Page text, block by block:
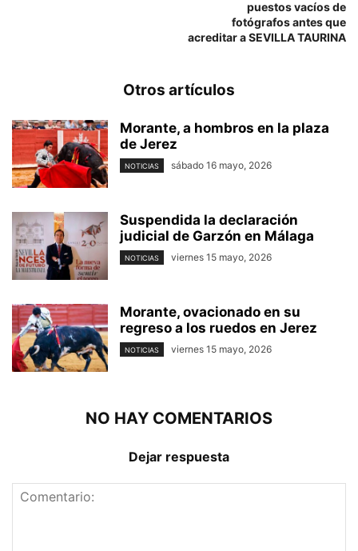
puestos vacíos de
fotógrafos antes que
acreditar a SEVILLA TAURINA
Otros artículos
Morante, a hombros en la plaza
de Jerez
NOTICIAS sábado 16 mayo, 2026
Suspendida la declaración
judicial de Garzón en Málaga
NOTICIAS viernes 15 mayo, 2026
Morante, ovacionado en su
regreso a los ruedos en Jerez
NOTICIAS viernes 15 mayo, 2026
NO HAY COMENTARIOS
Dejar respuesta